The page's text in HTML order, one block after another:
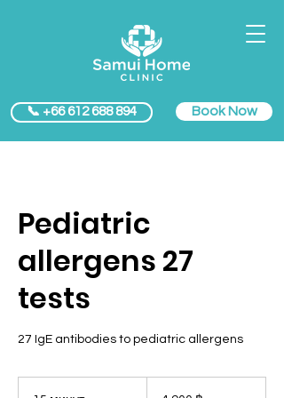
📞 +66 612 688 894 Book Now
Pediatric
allergens 27
tests
27 IgE antibodies to pediatric allergens
таиландских